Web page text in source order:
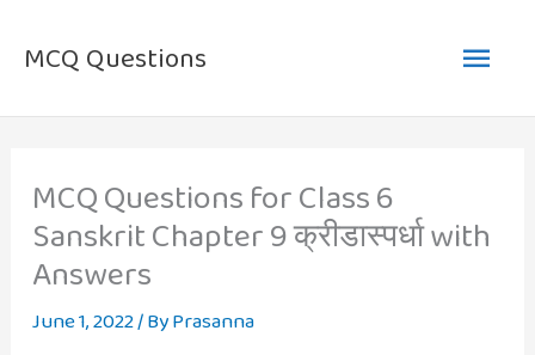
MCQ Questions
Main
MCQ Questions for Class 6
Sanskrit Chapter 9 क्रीडास्पर्धा with
Answers
June 1, 2022/ ByPrasanna